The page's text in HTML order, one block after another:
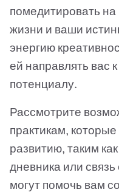
помедитировать
жизни и ваши
энергию
ей направлять вас
потенциалу.
Рассмотрите
практикам,
развитию, таким
дневника или
могут помочь вам